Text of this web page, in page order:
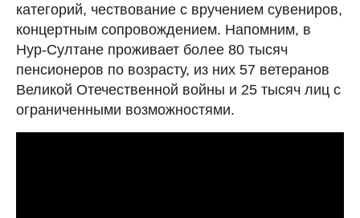
категорий, чествование с вручением сувениров,
концертным сопровождением. Напомним, в
Нур-Султане проживает более 80 тысяч
пенсионеров по возрасту, из них 57 ветеранов
Великой Отечественной войны и 25 тысяч лиц с
ограниченными возможностями.